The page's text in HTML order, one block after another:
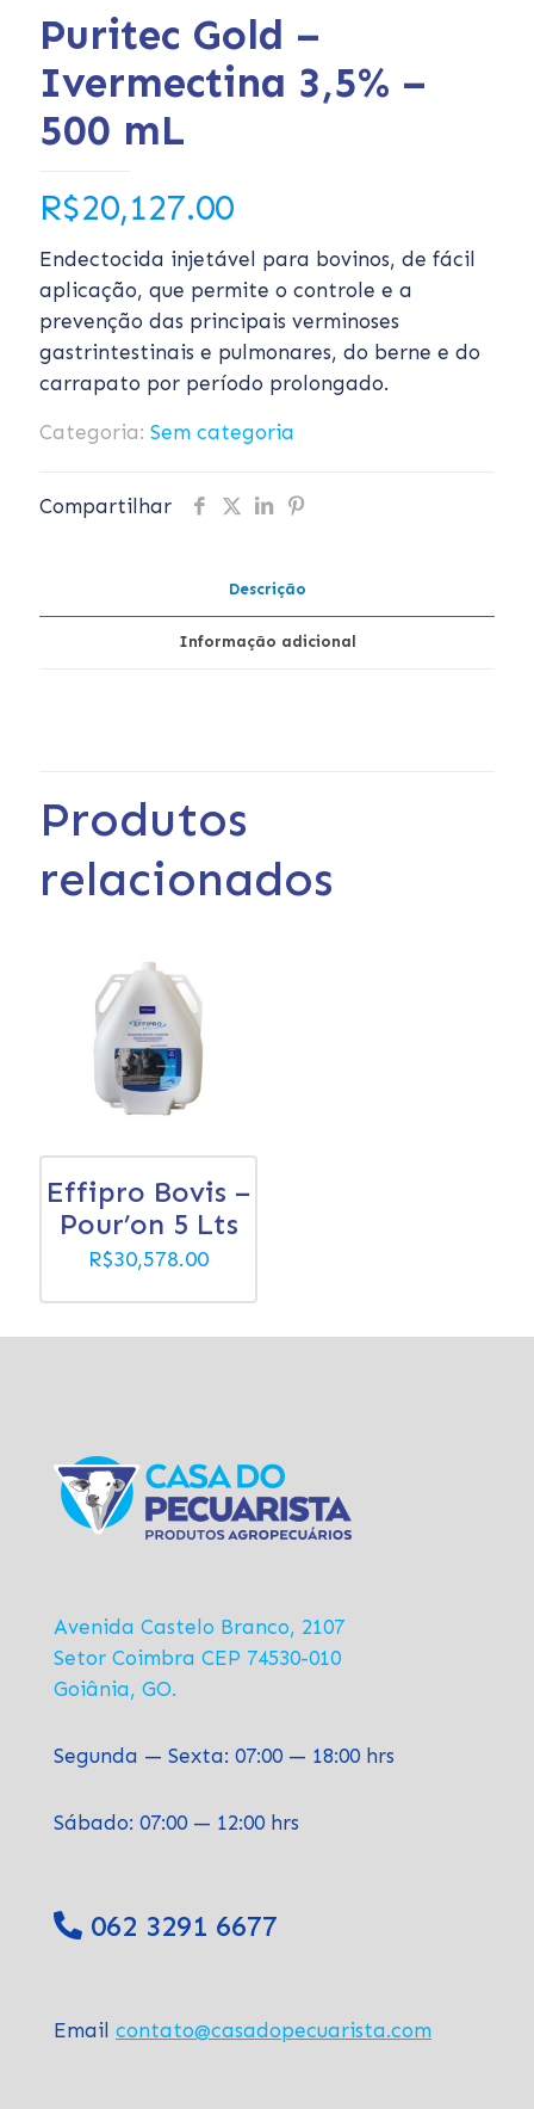
Puritec Gold –
Ivermectina 3,5% –
500 mL
R$20,127.00
Endectocida injetável para bovinos, de fácil
aplicação, que permite o controle e a
prevenção das principais verminoses
gastrintestinais e pulmonares, do berne e do
carrapato por período prolongado.
Categoria: Sem categoria
Compartilhar
Descrição
Informação adicional
Produtos
relacionados
Effipro Bovis –
Pour’on 5 Lts
R$30,578.00
Avenida Castelo Branco, 2107
Setor Coimbra CEP 74530-010
Goiânia, GO.
Segunda — Sexta: 07:00 — 18:00 hrs
Sábado: 07:00 — 12:00 hrs
062 3291 6677
Email contato@casadopecuarista.com